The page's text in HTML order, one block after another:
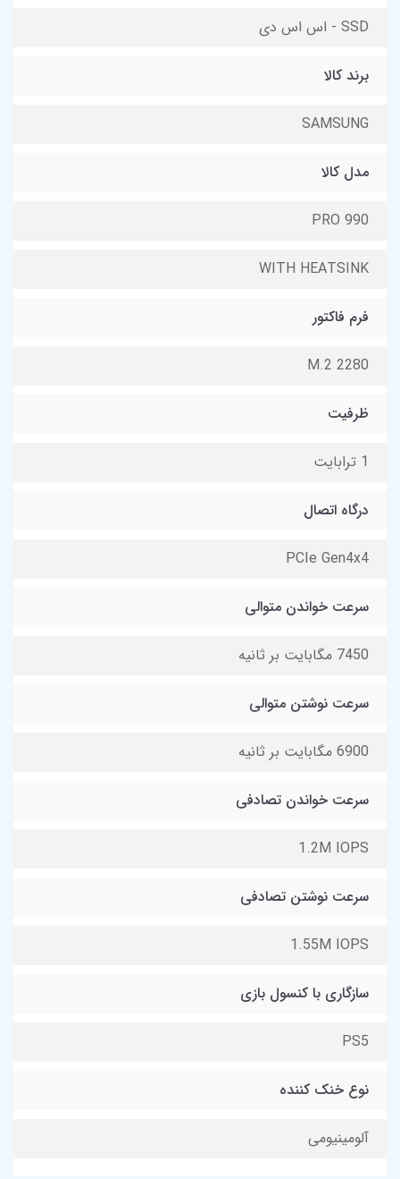
SSD - اس اس دی
برند کالا
SAMSUNG
مدل کالا
990 PRO
WITH HEATSINK
فرم فاکتور
M.2 2280
ظرفیت
1 ترابایت
درگاه اتصال
PCIe Gen4x4
سرعت خواندن متوالی
7450 مگابایت بر ثانیه
سرعت نوشتن متوالی
6900 مگابایت بر ثانیه
سرعت خواندن تصادفی
1.2M IOPS
سرعت نوشتن تصادفی
1.55M IOPS
سازگاری با کنسول بازی
PS5
نوع خنک کننده
آلومینیومی